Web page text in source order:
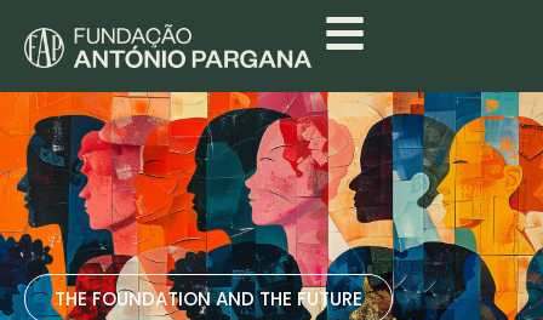
THE FOUNDATION AND THE FUTURE